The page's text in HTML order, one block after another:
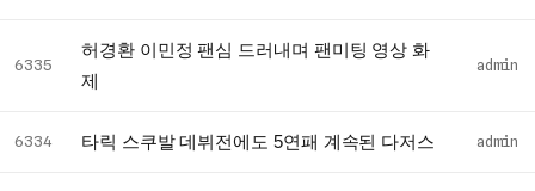
판
글
6335
허경환 이민정 팬심 드러내며 팬미팅 영상 화
제
admin
6334 타릭 스쿠발 데뷔전에도 5연패 계속된 다저스 admin